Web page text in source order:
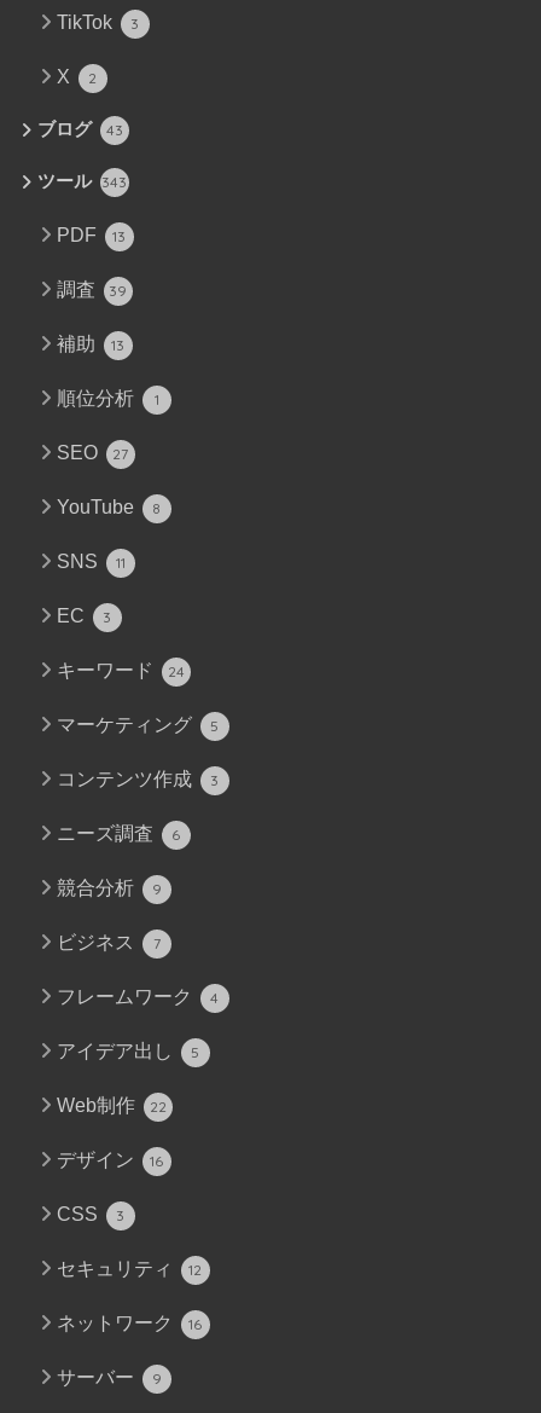
TikTok 3
X 2
ブログ 43
ツール 343
PDF 13
調査 39
補助 13
順位分析 1
SEO 27
YouTube 8
SNS 11
EC 3
キーワード 24
マーケティング 5
コンテンツ作成 3
ニーズ調査 6
競合分析 9
ビジネス 7
フレームワーク 4
アイデア出し 5
Web制作 22
デザイン 16
CSS 3
セキュリティ 12
ネットワーク 16
サーバー 9